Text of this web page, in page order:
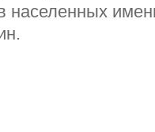
населенных